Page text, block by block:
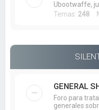
Ubootwaffe,
Temas: 248
GENERAL
Foro para
generales